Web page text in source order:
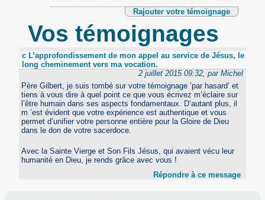
Rajouter votre témoignage
Vos témoignages
c L’approfondissement de mon appel au service de Jésus, le
long cheminement vers ma vocation.
2 juillet 2015 09:32, par Michel
Père Gilbert, je suis tombé sur votre témoignage ’par hasard’ et
tiens à vous dire à quel point ce que vous écrivez m’éclaire sur
l’être humain dans ses aspects fondamentaux. D’autant plus, il
m ’est évident que votre expérience est authentique et vous
permet d’unifier votre personne entière pour la Gloire de Dieu
dans le don de votre sacerdoce.
Avec la Sainte Vierge et Son Fils Jésus, qui avaient vécu leur
humanité en Dieu, je rends grâce avec vous !
Répondre à ce message